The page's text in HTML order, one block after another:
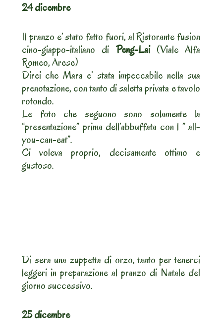
24 dicembre
Il pranzo e’ stato fatto fuori, al Ristorante fusion
cino-giappo-italiano di Peng-Lai(Viale Alfa
Romeo, Arese)
Direi che Mara e’ stata impeccabile nella sua
prenotazione, con tanto di saletta privata e tavolo
rotondo.
Le foto che seguono sono solamente la
“presentazione” prima dell’abbuffata con l ” all-
you-can-eat”.
Ci voleva proprio, decisamente ottimo e
gustoso.
Di sera una zuppetta di orzo, tanto per tenerci
leggeri in preparazione al pranzo di Natale del
giorno successivo.
25 dicembre